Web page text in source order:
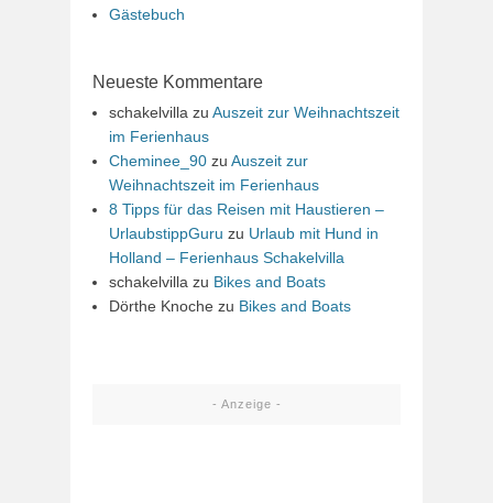
Gästebuch
Neueste Kommentare
schakelvilla zu Auszeit zur Weihnachtszeit
im Ferienhaus
Cheminee_90 zu Auszeit zur
Weihnachtszeit im Ferienhaus
8 Tipps für das Reisen mit Haustieren –
UrlaubstippGuru zu Urlaub mit Hund in
Holland – Ferienhaus Schakelvilla
schakelvilla zu Bikes and Boats
Dörthe Knoche zu Bikes and Boats
- Anzeige -